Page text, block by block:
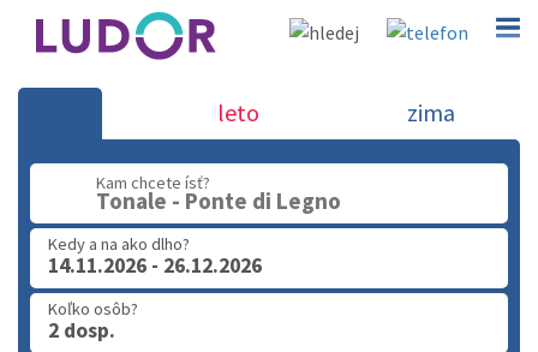
Vermiglio - Tonale - Ponte di
02 2063 3182
leto zima
Kam chcete ísť?
Tonale - Ponte di Legno
Kedy a na ako dlho?
14.11.2026 - 26.12.2026
Koľko osôb?
2 dosp.